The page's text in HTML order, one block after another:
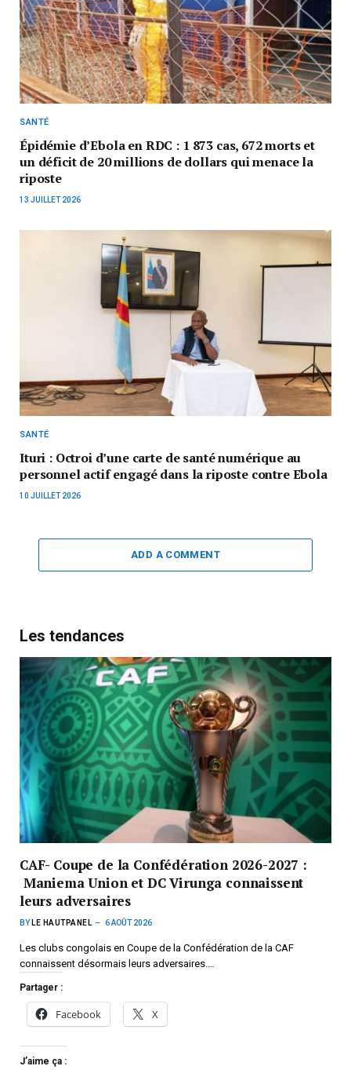
SANTÉ
Épidémie d’Ebola en RDC : 1 873 cas, 672 morts et
un déficit de 20 millions de dollars qui menace la
riposte
13 JUILLET 2026
SANTÉ
Ituri : Octroi d’une carte de santé numérique au
personnel actif engagé dans la riposte contre Ebola
10 JUILLET 2026
ADD A COMMENT
Les tendances
CAF- Coupe de la Confédération 2026-2027 :
Maniema Union et DC Virunga connaissent
leurs adversaires
BY LE HAUTPANEL 6 AOÛT 2026
Les clubs congolais en Coupe de la Confédération de la CAF
connaissent désormais leurs adversaires.…
Partager :
Facebook X
J’aime ça :